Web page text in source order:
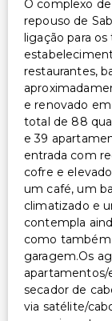
O complexo
repouso de
ligação para
restaurantes,
e renovado
total de 88
e 39
entrada com
cofre e
um café, um
climatizado e
contempla
como
garagem.Os
apartamentos/
secador de
via satélite/